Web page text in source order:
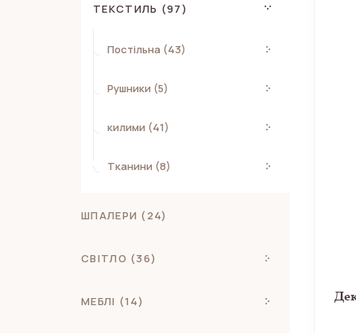
ТЕКСТИЛЬ (97)
Постільна (43)
Рушники (5)
килими (41)
Тканини (8)
ШПАЛЕРИ (24)
СВІТЛО (36)
МЕБЛІ (14)